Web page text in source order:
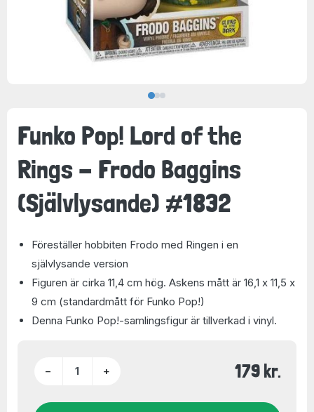
Funko Pop! Lord of the
Rings - Frodo Baggins
(Självlysande) #1832
Föreställer hobbiten Frodo med Ringen i en
självlysande version
Figuren är cirka 11,4 cm hög. Askens mått är 16,1 x 11,5 x
9 cm (standardmått för Funko Pop!)
Denna Funko Pop!-samlingsfigur är tillverkad i vinyl.
− + 179 kr.